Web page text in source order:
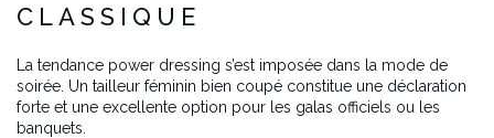
CLASSIQUE
La tendance power dressing s’est imposée dans la mode de
soirée. Un tailleur féminin bien coupé constitue une déclaration
forte et une excellente option pour les galas officiels ou les
banquets.